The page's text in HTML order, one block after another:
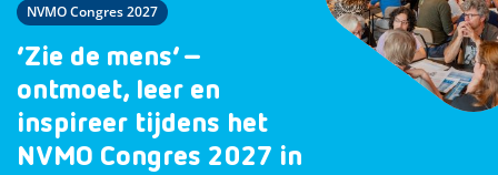
NVMO Congres 2027
‘Zie de mens’ –
ontmoet, leer en
inspireer tijdens het
NVMO Congres 2027 in